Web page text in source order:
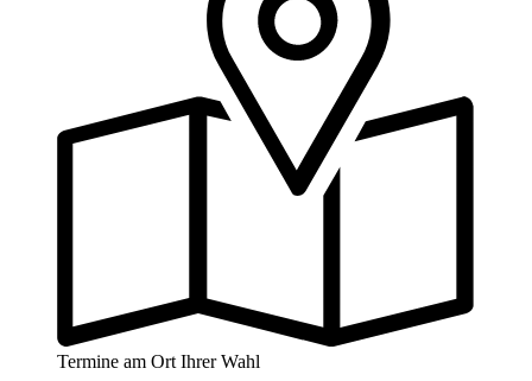
Termine am Ort Ihrer Wahl